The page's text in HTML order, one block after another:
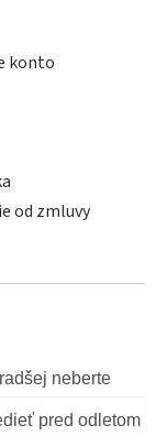
konto
od zmluvy
neberte
pred odletom